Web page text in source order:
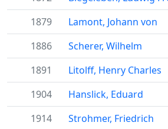
1879
Lamont, Johann von
1886
Scherer, Wilhelm
1891
Litolff, Henry Charles
1904
Hanslick, Eduard
1914
Strohmer, Friedrich